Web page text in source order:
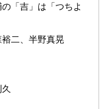
「吉」は「つちよ
二、半野真晃